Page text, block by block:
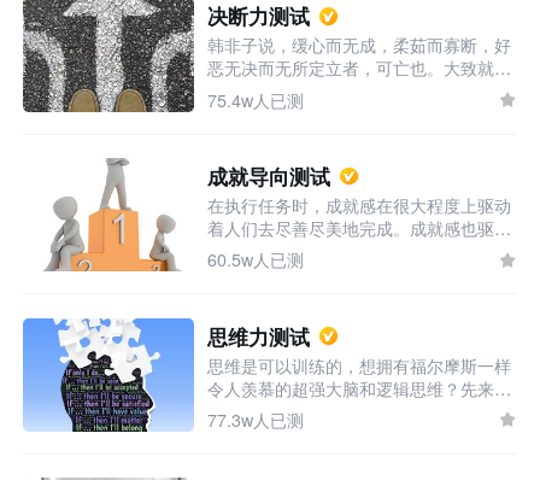
决断力测试
韩非子说，缓心而无成，柔茹而寡断，好
恶无决而无所定立者，可亡也。大致就是
指，一个人如果优柔寡断，性格懦弱，没
什么决断和主意，很容易一事无成。想知
75.4w人已测
成就导向测试
在执行任务时，成就感在很大程度上驱动
着人们去尽善尽美地完成。成就感也驱动
着人们不断地超越自我，突破自我的极
限，从而推动着社会的发展。但对成就感
成。你是一个重视成就感的人吗，你的成
就感对你有什么影响呢，快来测测吧！
60.5w人已测
思维力测试
思维是可以训练的，想拥有福尔摩斯一样
令人羡慕的超强大脑和逻辑思维？先来测
测自己的思维力水平吧，对症下药才能获
得更好的效果。
77.3w人已测